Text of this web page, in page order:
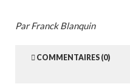
Par Franck Blanquin
COMMENTAIRES (0)